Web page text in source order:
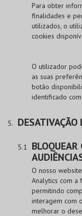
Para obter
finalidades e
utilizados, o
cookies
O utilizador
as suas
botão
identificado
DESATIVAÇÃO
BLOQUEAR
O nosso
Analytics com a
permitindo
interagem com
melhorar o